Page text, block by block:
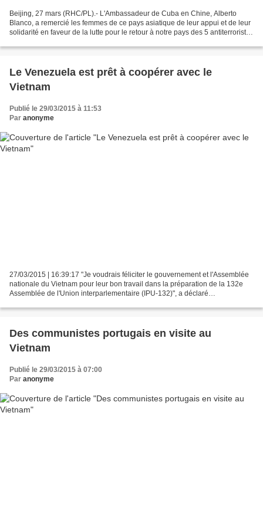
Beijing, 27 mars (RHC/PL).- L'Ambassadeur de Cuba en Chine, Alberto
Blanco, a remercié les femmes de ce pays asiatique de leur appui et de leur
solidarité en faveur de la lutte pour le retour à notre pays des 5 antiterroristes
Le Venezuela est prêt à coopérer avec le
Vietnam
Publié le 29/03/2015 à 11:53
Par anonyme
27/03/2015 | 16:39:17 "Je voudrais féliciter le gouvernement et l'Assemblée
nationale du Vietnam pour leur bon travail dans la préparation de la 132e
Assemblée de l'Union interparlementaire (IPU-132)", a déclaré
Des communistes portugais en visite au
Vietnam
Publié le 29/03/2015 à 07:00
Par anonyme